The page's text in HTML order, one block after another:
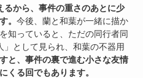
るから、事件の重さのあとに少
。 今後、蘭と和葉が一緒に描か
知っていると、ただの同行者同
として見られ、和葉の不器用
と、事件の裏で進む小さな友情
くる回でもあります。